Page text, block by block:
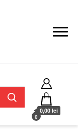
0
0,00 lei